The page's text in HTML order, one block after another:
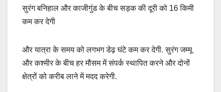
सुरंग बनिहाल और काजीगुंड के बीच सड़क की दूरी को 16 किमी
कम कर देगी
और यात्रा के समय को लगभग डेढ़ घंटे कम कर देगी. सुरंग जम्मू
और कश्मीर के बीच हर मौसम में संपर्क स्थापित करने और दोनों
क्षेत्रों को करीब लाने में मदद करेगी.